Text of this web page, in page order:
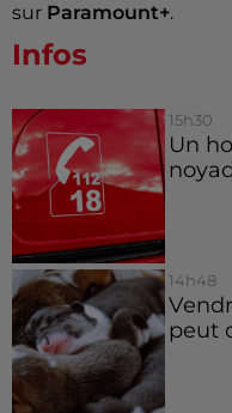
sur Paramount+.
Infos
15h30
Un
14h48
peut